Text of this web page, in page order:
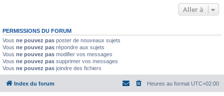
Aller à
PERMISSIONS DU FORUM
Vous ne pouvez pas poster de nouveaux sujets
Vous ne pouvez pas répondre aux sujets
Vous ne pouvez pas modifier vos messages
Vous ne pouvez pas supprimer vos messages
Vous ne pouvez pas joindre des fichiers
Index du forum Heures au format UTC+02:00